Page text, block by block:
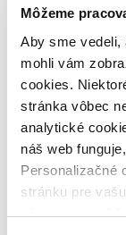
Môžeme
Aby sme vedeli,
mohli vám
cookies.
stránka vôbec
analytické
náš web
Personalizačné
stránku pre
nám zas
Zoradiť
Bestsellery
Top
Novinky
Najdrahšie
Najlacnejšie
Najvyššia